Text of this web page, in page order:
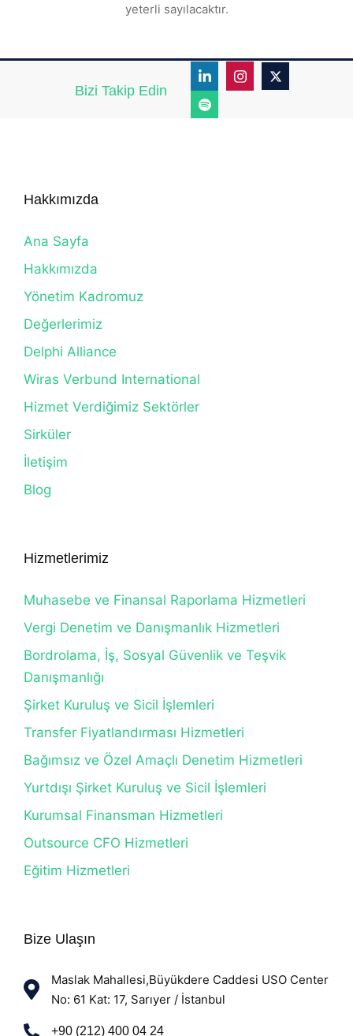
yeterli sayılacaktır.
Bizi Takip Edin
Hakkımızda
Ana Sayfa
Hakkımızda
Yönetim Kadromuz
Değerlerimiz
Delphi Alliance
Wiras Verbund International
Hizmet Verdiğimiz Sektörler
Sirküler
İletişim
Blog
Hizmetlerimiz
Muhasebe ve Finansal Raporlama Hizmetleri
Vergi Denetim ve Danışmanlık Hizmetleri
Bordrolama, İş, Sosyal Güvenlik ve Teşvik
Danışmanlığı
Şirket Kuruluş ve Sicil İşlemleri
Transfer Fiyatlandırması Hizmetleri
Bağımsız ve Özel Amaçlı Denetim Hizmetleri
Yurtdışı Şirket Kuruluş ve Sicil İşlemleri
Kurumsal Finansman Hizmetleri
Outsource CFO Hizmetleri
Eğitim Hizmetleri
Bize Ulaşın
Maslak Mahallesi,Büyükdere Caddesi USO Center
No: 61 Kat: 17, Sarıyer / İstanbul
+90 (212) 400 04 24